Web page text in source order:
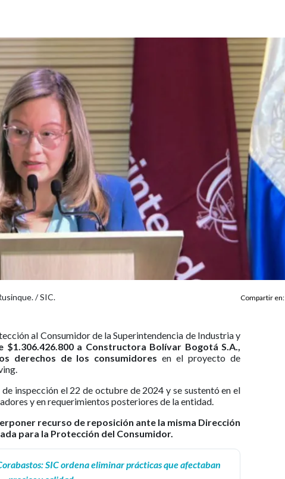
/ SIC. Compartir en:
al Consumidor de la Superintendencia de Industria y
$1.306.426.800 a Constructora Bolívar Bogotá S.A.,
derechos de los consumidores en el proyecto de
inspección el 22 de octubre de 2024 y se sustentó en el
y en requerimientos posteriores de la entidad.
recurso de reposición ante la misma Dirección
para la Protección del Consumidor.
SIC ordena eliminar prácticas que afectaban